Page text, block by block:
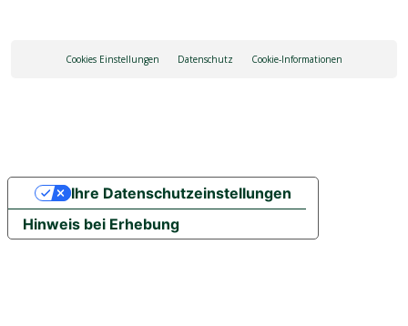
Cookies Einstellungen Datenschutz Cookie-Informationen
Hinweis bei Erhebung
Ihre Datenschutzeinstellungen